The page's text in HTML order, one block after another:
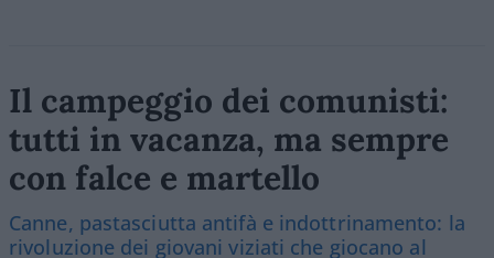
Il campeggio dei comunisti:
tutti in vacanza, ma sempre
con falce e martello
Canne, pastasciutta antifà e indottrinamento: la
rivoluzione dei giovani viziati che giocano al